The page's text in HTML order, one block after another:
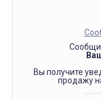
Вы получите
продажу